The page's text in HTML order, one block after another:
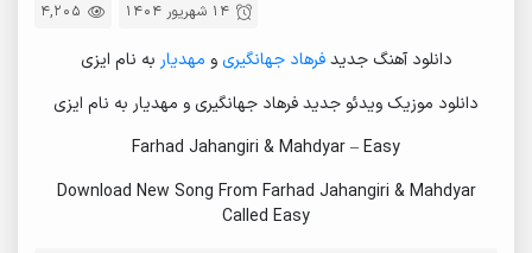
4,205 14 شهریور 1404
دانلود آهنگ جدیدفرهاد جهانگیریو مهدیار به نام ایزی
دانلود موزیک ویدئو جدید فرهاد جهانگیری و مهدیار به نام ایزی
Farhad Jahangiri & Mahdyar – Easy
Download New Song From Farhad Jahangiri & Mahdyar
Called Easy